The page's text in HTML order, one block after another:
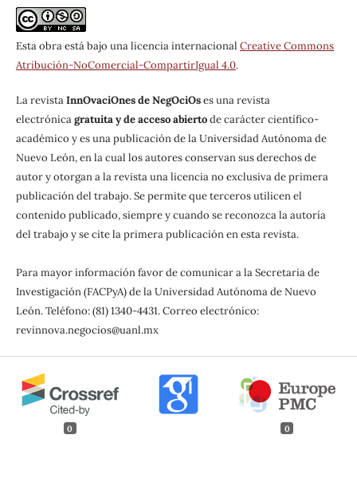
Esta obra está bajo una licencia internacional Creative Commons
Atribución-NoComercial-CompartirIgual 4.0.
La revistaInnOvaciOnes de NegOciOses una revista
electrónicagratuita y de acceso abiertode carácter científico-
académico y es una publicación de la Universidad Autónoma de
Nuevo León, en la cual los autores conservan sus derechos de
autor y otorgan a la revista una licencia no exclusiva de primera
publicación del trabajo. Se permite que terceros utilicen el
contenido publicado, siempre y cuando se reconozca la autoría
del trabajo y se cite la primera publicación en esta revista.
Para mayor información favor de comunicar a la Secretaria de
Investigación (FACPyA) de la Universidad Autónoma de Nuevo
León. Teléfono: (81) 1340-4431. Correo electrónico:
revinnova.negocios@uanl.mx
0 0